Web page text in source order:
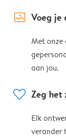
image_placeholder Voeg je
Met onze
aan jou.
heart Zeg het
Elk
verander